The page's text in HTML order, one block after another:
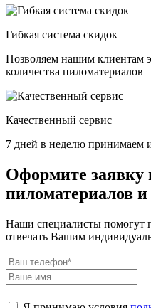
Гибкая система скидок
Позволяем нашим клиентам
количества пиломатериалов
Качественный сервис
7 дней в неделю принимаем
Оформите заявку
пиломатериалов и
Наши специалисты помогут
отвечать Вашим